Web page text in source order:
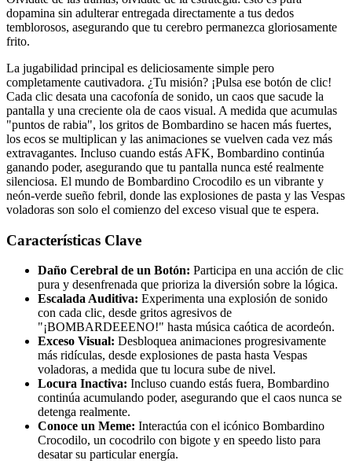
dopamina sin adulterar entregada directamente a tus dedos
temblorosos, asegurando que tu cerebro permanezca gloriosamente
frito.
La jugabilidad principal es deliciosamente simple pero
completamente cautivadora. ¿Tu misión? ¡Pulsa ese botón de clic!
Cada clic desata una cacofonía de sonido, un caos que sacude la
pantalla y una creciente ola de caos visual. A medida que acumulas
"puntos de rabia", los gritos de Bombardino se hacen más fuertes,
los ecos se multiplican y las animaciones se vuelven cada vez más
extravagantes. Incluso cuando estás AFK, Bombardino continúa
ganando poder, asegurando que tu pantalla nunca esté realmente
silenciosa. El mundo de Bombardino Crocodilo es un vibrante y
neón-verde sueño febril, donde las explosiones de pasta y las Vespas
voladoras son solo el comienzo del exceso visual que te espera.
Características Clave
Daño Cerebral de un Botón: Participa en una acción de clic
pura y desenfrenada que prioriza la diversión sobre la lógica.
Escalada Auditiva: Experimenta una explosión de sonido
con cada clic, desde gritos agresivos de
"¡BOMBARDEEENO!" hasta música caótica de acordeón.
Exceso Visual: Desbloquea animaciones progresivamente
más ridículas, desde explosiones de pasta hasta Vespas
voladoras, a medida que tu locura sube de nivel.
Locura Inactiva: Incluso cuando estás fuera, Bombardino
continúa acumulando poder, asegurando que el caos nunca se
detenga realmente.
Conoce un Meme: Interactúa con el icónico Bombardino
Crocodilo, un cocodrilo con bigote y en speedo listo para
desatar su particular energía.